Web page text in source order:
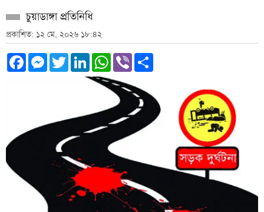
চুয়াডাঙ্গা প্রতিনিধি
প্রকাশিত: ১২ মে, ২০২৬ ১৮:৪২
Facebook
Messenger
TwitterLinkedInWhatsApp
Viber